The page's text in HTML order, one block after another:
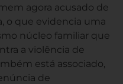
agora acusado de
o que evidencia uma
núcleo familiar que
a violência de
está associado,
de